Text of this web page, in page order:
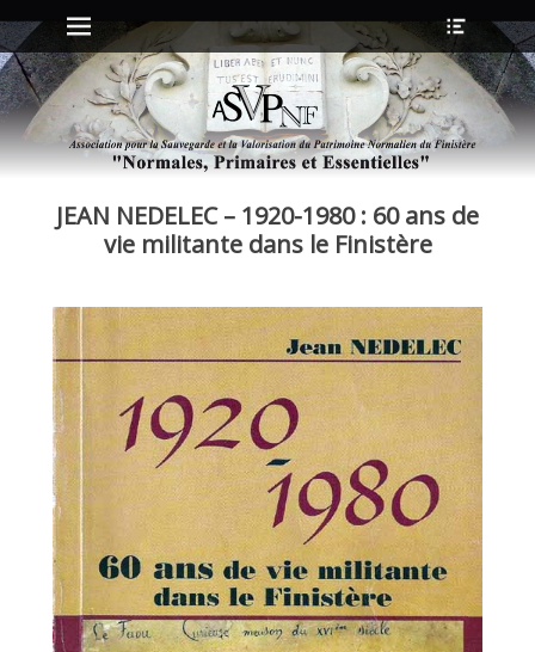
Menu principal
Aller
au
contenu
l’en-
tête
JEAN NEDELEC – 1920-1980 : 60 ans de
vie militante dans le Finistère